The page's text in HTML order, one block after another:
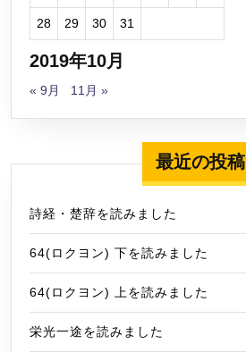
2019年10月
28 29 30 31
« 9月 11月 »
最近の投稿
詩経・楚辞を読みました
64(ロクヨン) 下を読みました
64(ロクヨン) 上を読みました
栄光一途を読みました